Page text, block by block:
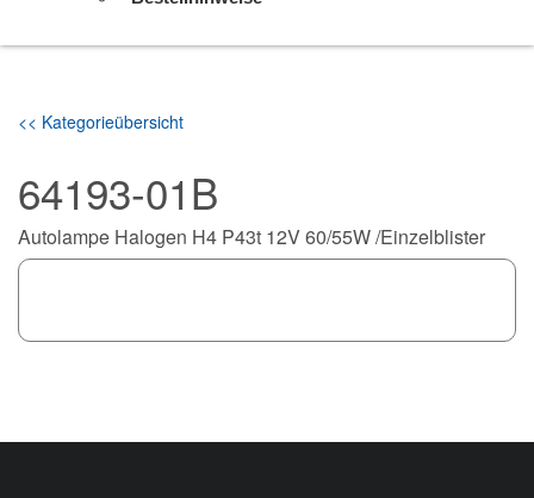
<< Kategorieübersicht
64193-01B
Autolampe Halogen H4 P43t 12V 60/55W /Einzelblister